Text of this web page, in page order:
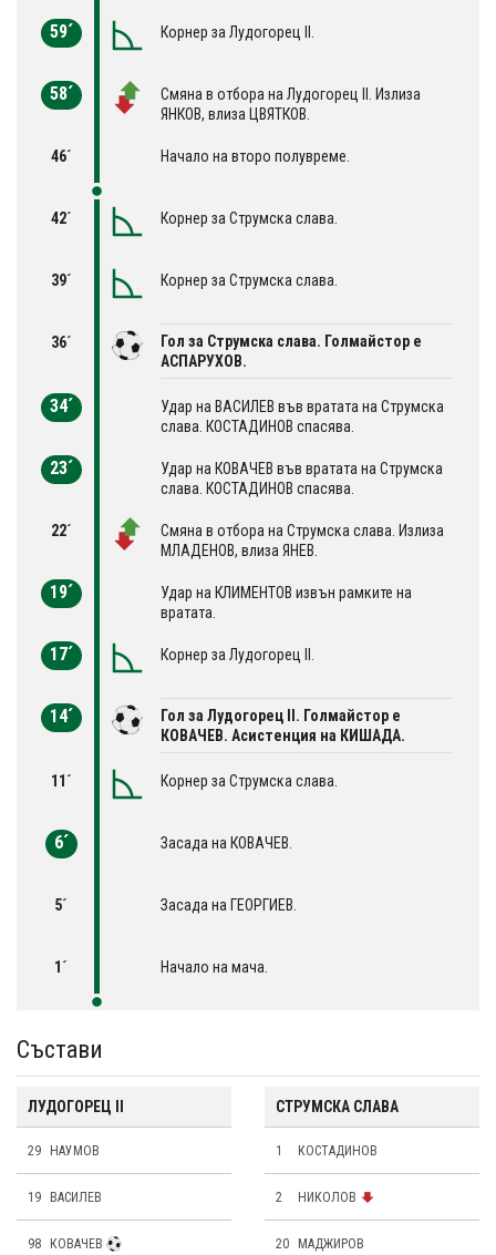
59´ Корнер за Лудогорец II.
58´
Смяна в отбора на Лудогорец II. Излиза
ЯНКОВ, влиза ЦВЯТКОВ.
46´ Начало на второ полувреме.
42´ Корнер за Струмска слава.
39´ Корнер за Струмска слава.
36´
Гол за Струмска слава. Голмайстор е
АСПАРУХОВ.
34´
Удар на ВАСИЛЕВ във вратата на Струмска
слава. КОСТАДИНОВ спасява.
23´
Удар на КОВАЧЕВ във вратата на Струмска
слава. КОСТАДИНОВ спасява.
22´
Смяна в отбора на Струмска слава. Излиза
МЛАДЕНОВ, влиза ЯНЕВ.
19´
Удар на КЛИМЕНТОВ извън рамките на
вратата.
17´ Корнер за Лудогорец II.
14´
Гол за Лудогорец II. Голмайстор е
КОВАЧЕВ. Асистенция на КИШАДА.
11´ Корнер за Струмска слава.
6´ Засада на КОВАЧЕВ.
5´ Засада на ГЕОРГИЕВ.
1´ Начало на мача.
Състави
ЛУДОГОРЕЦ II
29 НАУМОВ
19 ВАСИЛЕВ
98 КОВАЧЕВ
СТРУМСКА СЛАВА
1 КОСТАДИНОВ
2 НИКОЛОВ
20 МАДЖИРОВ